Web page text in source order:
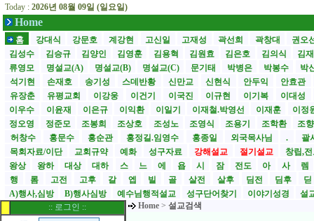
Today : 2026년 08월 09일 (일요일)
Home
홈 강대식 강문호 계강현 고신일 고재성 곽선희 곽창대
권오
김성수
김승규 김양인 김영훈 김용혁 김원효 김은호 김의식
김
류영모
명설교(A) 명설교(B) 명설교(C) 문기태 박병은 박봉수
박
석기현
손재호 송기성 스데반황 신만교 신현식 안두익
안효관
유장춘
유평교회 이강웅 이건기 이국진 이규현 이기복
이대성
이우수
이윤재 이은규 이익환 이일기 이재철.박영선 이재훈
이정
정오영
정준모 조봉희 조상호 조성노 조영식 조용기 조학환
조
허창수
홍문수 홍순관 홍정길.임영수 홍종일 외국목사님 .
괄
목회자료/이단
교회규약 예화 성구자료 강해설교 절기설교
창립,
왕상
왕하 대상 대하 스 느 에 욥 시 잠 전도 아 사
렘
행
롬 고전 고후 갈 엡 빌 골 살전 살후 딤전 딤후
딛
A)행사,심방
B)행사심방 예수님행적설교 성구단어찾기 이야기성경
설
:: 로그인 ::
Home > 설교검색